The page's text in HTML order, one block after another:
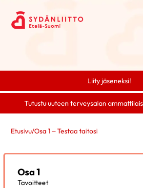
Liity jäseneksi!
Tutustu uuteen terveysalan
Etusivu/Osa 1 – Testaa taitosi
Osa 1
Tavoitteet